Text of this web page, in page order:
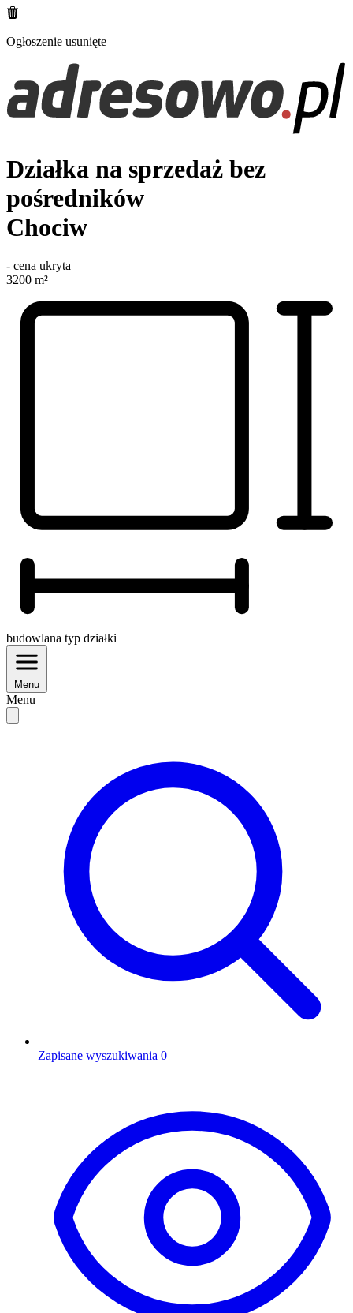
Ogłoszenie usunięte
Działka na sprzedaż bez
pośredników
Chociw
- cena ukryta
3200 m²
budowlana typ działki
Menu
Menu
Zapisane wyszukiwania 0